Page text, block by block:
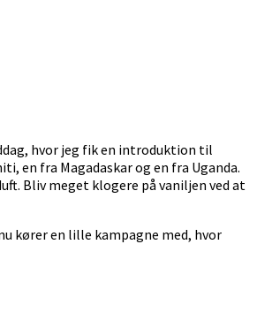
hvor jeg fik en introduktion til
en fra Magadaskar og en fra Uganda.
Bliv meget klogere på vaniljen ved at
kører en lille kampagne med, hvor